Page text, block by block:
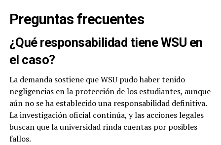
Preguntas frecuentes
¿Qué responsabilidad tiene WSU en
el caso?
La demanda sostiene que WSU pudo haber tenido
negligencias en la protección de los estudiantes, aunque
aún no se ha establecido una responsabilidad definitiva.
La investigación oficial continúa, y las acciones legales
buscan que la universidad rinda cuentas por posibles
fallos.